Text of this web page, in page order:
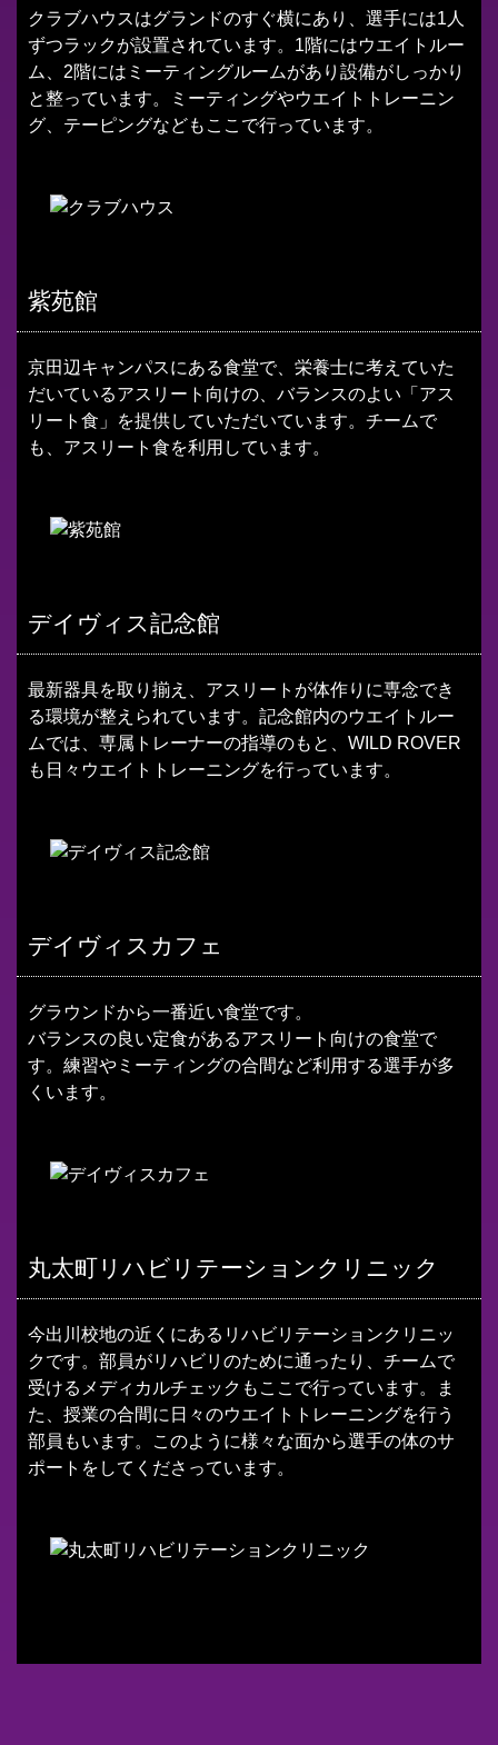
クラブハウスはグランドのすぐ横にあり、選手には1人
ずつラックが設置されています。1階にはウエイトルー
ム、2階にはミーティングルームがあり設備がしっかり
と整っています。ミーティングやウエイトトレーニン
グ、テーピングなどもここで行っています。
紫苑館
京田辺キャンパスにある食堂で、栄養士に考えていた
だいているアスリート向けの、バランスのよい「アス
リート食」を提供していただいています。チームで
も、アスリート食を利用しています。
デイヴィス記念館
最新器具を取り揃え、アスリートが体作りに専念でき
る環境が整えられています。記念館内のウエイトルー
ムでは、専属トレーナーの指導のもと、WILD ROVER
も日々ウエイトトレーニングを行っています。
デイヴィスカフェ
グラウンドから一番近い食堂です。
バランスの良い定食があるアスリート向けの食堂で
す。練習やミーティングの合間など利用する選手が多
くいます。
丸太町リハビリテーションクリニック
今出川校地の近くにあるリハビリテーションクリニッ
クです。部員がリハビリのために通ったり、チームで
受けるメディカルチェックもここで行っています。ま
た、授業の合間に日々のウエイトトレーニングを行う
部員もいます。このように様々な面から選手の体のサ
ポートをしてくださっています。